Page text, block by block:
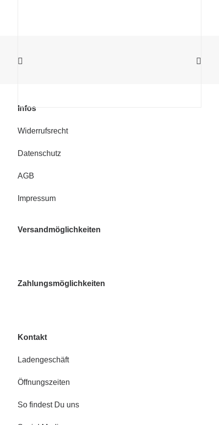
Infos
Widerrufsrecht
Datenschutz
AGB
Impressum
Versandmöglichkeiten
Zahlungsmöglichkeiten
Kontakt
Ladengeschäft
Öffnungszeiten
So findest Du uns